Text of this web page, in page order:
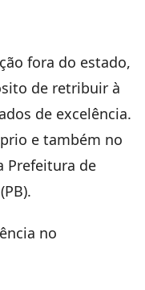
fora do estado,
de retribuir à
de excelência.
e também no
Prefeitura de
no